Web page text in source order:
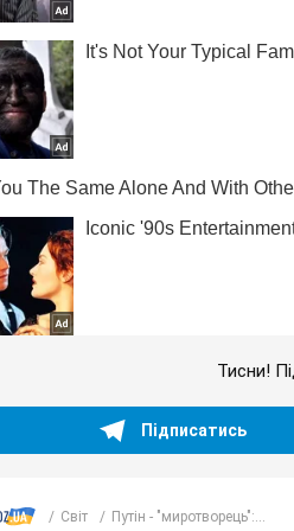
Тисни!
Підписатись
Світ Путін - "миротворець":...